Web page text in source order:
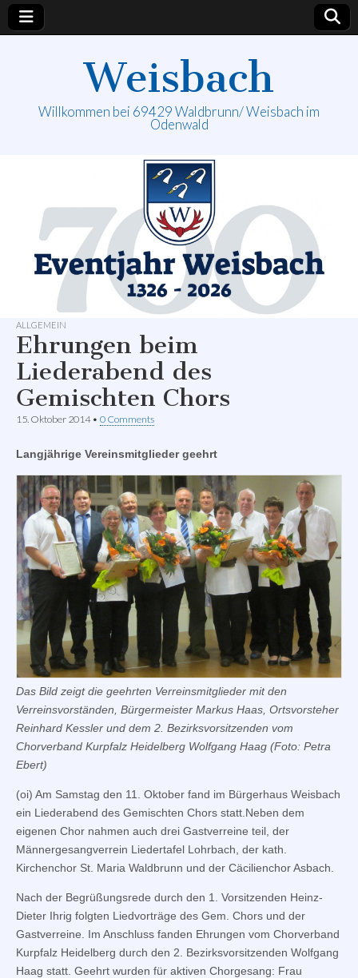
Weisbach
Willkommen bei 69429 Waldbrunn/ Weisbach im
Odenwald
ALLGEMEIN
Ehrungen beim
Liederabend des
Gemischten Chors
15. Oktober 2014• 0 Comments
Langjährige Vereinsmitglieder geehrt
Das Bild zeigt die geehrten Verreinsmitglieder mit den
Verreinsvorständen, Bürgermeister Markus Haas, Ortsvorsteher
Reinhard Kessler und dem 2. Bezirksvorsitzenden vom
Chorverband Kurpfalz Heidelberg Wolfgang Haag (Foto: Petra
Ebert)
(oi) Am Samstag den 11. Oktober fand im Bürgerhaus Weisbach
ein Liederabend des Gemischten Chors statt.Neben dem
eigenen Chor nahmen auch drei Gastverreine teil, der
Männergesangverrein Liedertafel Lohrbach, der kath.
Kirchenchor St. Maria Waldbrunn und der Cäcilienchor Asbach.
Nach der Begrüßungsrede durch den 1. Vorsitzenden Heinz-
Dieter Ihrig folgten Liedvorträge des Gem. Chors und der
Gastverreine. Im Anschluss fanden Ehrungen vom Chorverband
Kurpfalz Heidelberg durch den 2. Bezirksvorsitzenden Wolfgang
Haag statt. Geehrt wurden für aktiven Chorgesang: Frau